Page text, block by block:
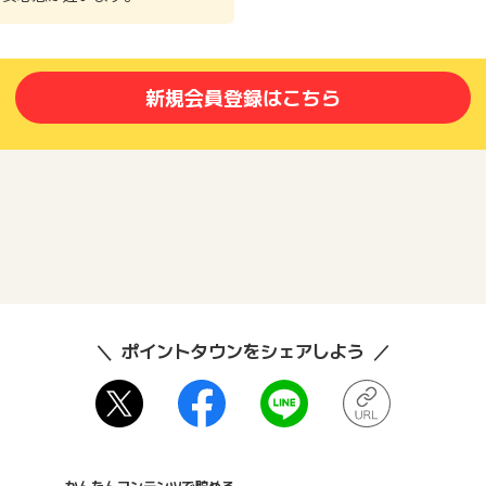
新規会員登録はこちら
ポイントタウンをシェアしよう